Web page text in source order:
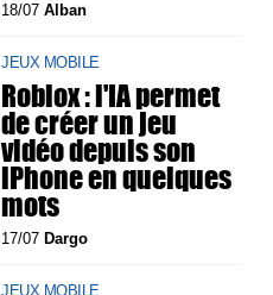
18/07Alban
JEUX MOBILE
Roblox : l'IA permet
de créer un jeu
vidéo depuis son
iPhone en quelques
mots
17/07 Dargo
JEUX MOBILE